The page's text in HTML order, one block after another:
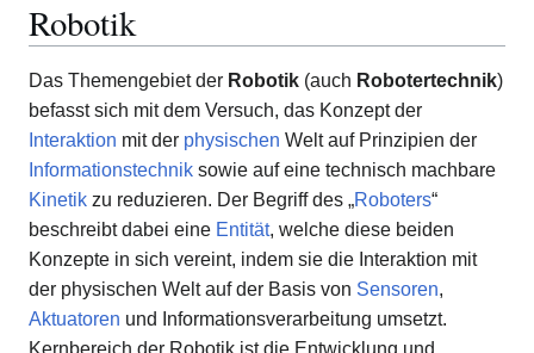
Robotik
Das Themengebiet der Robotik (auch Robotertechnik)
befasst sich mit dem Versuch, das Konzept der
Interaktion mit der physischen Welt auf Prinzipien der
Informationstechnik sowie auf eine technisch machbare
Kinetik zu reduzieren. Der Begriff des „Roboters“
beschreibt dabei eine Entität, welche diese beiden
Konzepte in sich vereint, indem sie die Interaktion mit
der physischen Welt auf der Basis von Sensoren,
Aktuatoren und Informationsverarbeitung umsetzt.
Kernbereich der Robotik ist die Entwicklung und